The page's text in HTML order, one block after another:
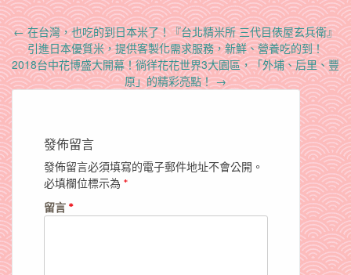
Post
navigation
←在台灣，也吃的到日本米了！『台北精米所 三代目俵屋玄兵衛』
引進日本優質米，提供客製化需求服務，新鮮、營養吃的到！
2018台中花博盛大開幕！徜徉花花世界3大園區，「外埔、后里、豐
原」的精彩亮點！→
發佈留言
發佈留言必須填寫的電子郵件地址不會公開。
必填欄位標示為 *
留言 *